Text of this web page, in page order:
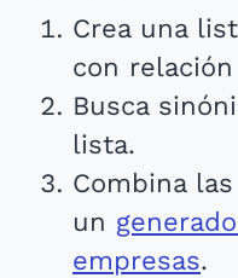
Crea una
con
Busca
lista.
Combina
un
empresas.